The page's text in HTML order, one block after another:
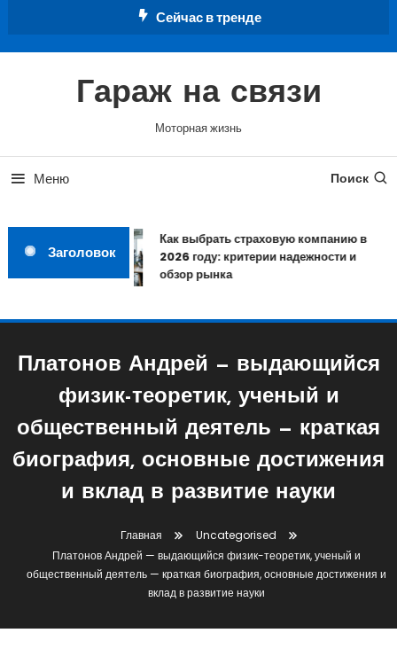
Сейчас в тренде
Гараж на связи
Моторная жизнь
Меню Поиск
Заголовок
Как выбрать страховую компанию в
2026 году: критерии надежности и
обзор рынка
Платонов Андрей — выдающийся
физик-теоретик, ученый и
общественный деятель — краткая
биография, основные достижения
и вклад в развитие науки
Главная
Uncategorised
Платонов Андрей — выдающийся физик-теоретик, ученый и
общественный деятель — краткая биография, основные достижения и
вклад в развитие науки